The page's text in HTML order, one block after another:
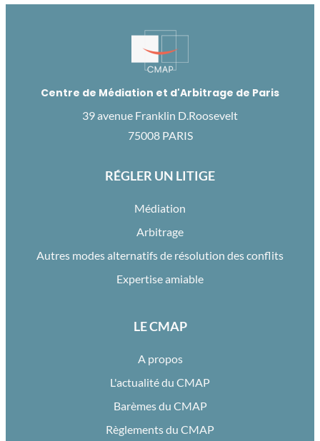
Centre de Médiation et d'Arbitrage de Paris
39 avenue Franklin D.Roosevelt
75008 PARIS
RÉGLER UN LITIGE
Médiation
Arbitrage
Autres modes alternatifs de résolution des conflits
Expertise amiable
LE CMAP
A propos
L'actualité du CMAP
Barèmes du CMAP
Règlements du CMAP